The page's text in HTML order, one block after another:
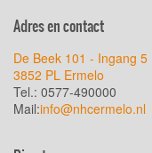
Adres en contact
De Beek 101 - Ingang 5
3852 PL Ermelo
Tel.: 0577-490000
Mail:info@nhcermelo.nl